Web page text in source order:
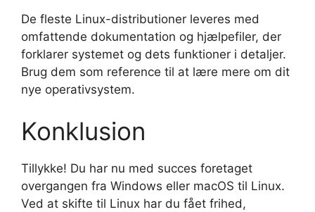
De fleste Linux-distributioner leveres med
omfattende dokumentation og hjælpefiler, der
forklarer systemet og dets funktioner i detaljer.
Brug dem som reference til at lære mere om dit
nye operativsystem.
Konklusion
Tillykke! Du har nu med succes foretaget
overgangen fra Windows eller macOS til Linux.
Ved at skifte til Linux har du fået frihed,